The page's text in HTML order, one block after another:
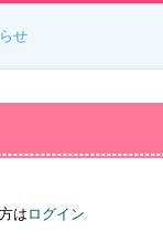
せ
は ログイン